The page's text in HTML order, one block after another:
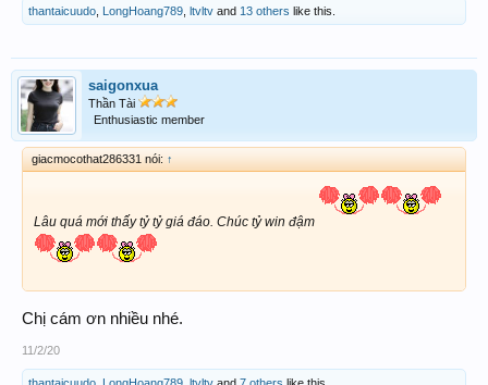
thantaicuudo LongHoang789 ltvltv and 13 others like this.
saigonxua
Thần Tài
Enthusiastic member
giacmocothat286331 nói: ↑
Lâu quá mới thấy tỷ tỷ giá đáo. Chúc tỷ win đậm
Chị cám ơn nhiều nhé.
11/2/20